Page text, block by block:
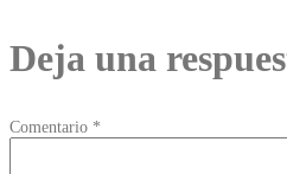
Deja una
Comentario *